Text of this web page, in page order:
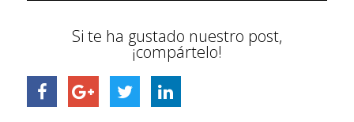
Si te ha gustado nuestro post,
¡compártelo!